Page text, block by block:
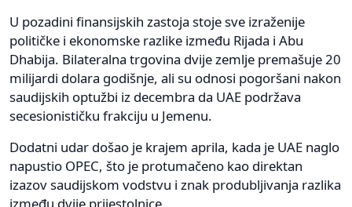
U pozadini finansijskih zastoja stoje sve izraženije
političke i ekonomske razlike između Rijada i Abu
Dhabija. Bilateralna trgovina dvije zemlje premašuje 20
milijardi dolara godišnje, ali su odnosi pogoršani nakon
saudijskih optužbi iz decembra da UAE podržava
secesionističku frakciju u Jemenu.
Dodatni udar došao je krajem aprila, kada je UAE naglo
napustio OPEC, što je protumačeno kao direktan
izazov saudijskom vodstvu i znak produbljivanja razlika
između dvije prijestolnice.